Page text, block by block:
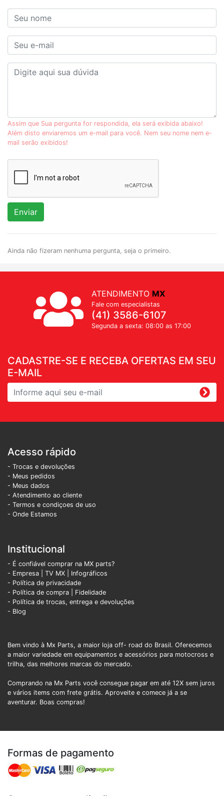
Assim que Sua pergunta for respondida, ela será exibida abaixo!
Além disto enviaremos um e-mail para você. Nem seu nome nem e-
mail serão exibidos!
Enviar
Ainda não fizeram nenhuma pergunta, seja o primeiro.
CADASTRE-SE E RECEBA OFERTAS EM SEU
E-MAIL
ATENDIMENTO MX
Fale com especialistas
(41) 3586-6107
Segunda a sexta: 08:00 as 17:00
Acesso rápido
- Trocas e devoluções
- Meus pedidos
- Meus dados
- Atendimento ao cliente
- Termos e condiçoes de uso
- Onde Estamos
Institucional
- É confiável comprar na MX parts?
- Empresa
TV MX
Infográficos
- Política de privacidade
- Política de compra | Fidelidade
- Política de trocas, entrega e devoluções
- Blog
Bem vindo à Mx Parts, a maior loja off- road do Brasil. Oferecemos
a maior variedade em equipamentos e acessórios para motocross e
trilha, das melhores marcas do mercado.
Comprando na Mx Parts você consegue pagar em até 12X sem juros
e vários items com frete grátis. Aproveite e comece já a se
aventurar. Boas compras!
Formas de pagamento